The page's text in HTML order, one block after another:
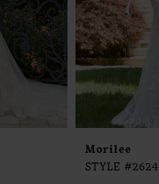
Morilee
STYLE #2624